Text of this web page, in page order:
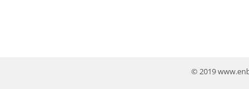
© 2019